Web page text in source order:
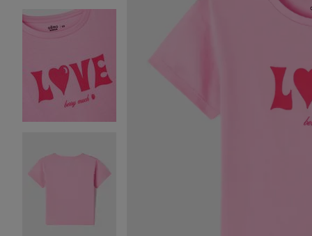
Image 2 sur 3